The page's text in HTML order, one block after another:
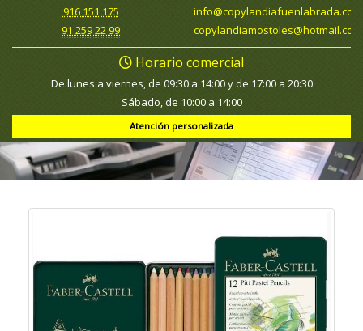
916 151 175
91 259 22 99
info
copylandiafuenlabrada.com
copylandiamostoles
hotmail.com
Horario comercial
De lunes a viernes, de 09:30 a 14:00 y de 17:00 a 20:30
Sábado, de 10:00 a 14:00
Atención personalizada